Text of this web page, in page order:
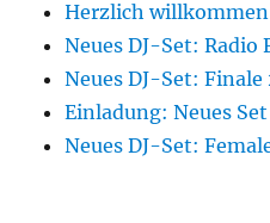
Herzlich
Neues DJ-Set: Radio
Neues DJ-Set: Finale
Einladung: Neues
Neues DJ-Set: